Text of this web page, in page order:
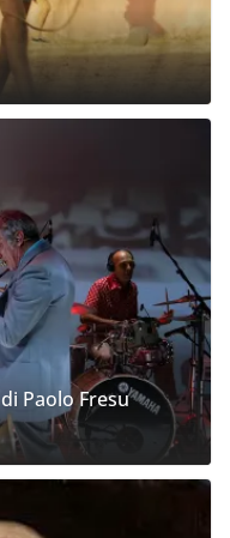
Paolo Fresu